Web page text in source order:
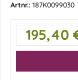
Artnr.: 187K0099030
195,40